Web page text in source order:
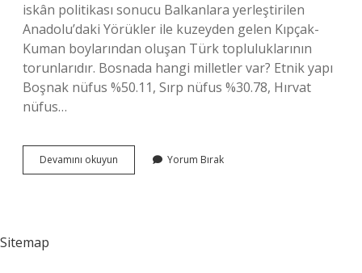
iskân politikası sonucu Balkanlara yerleştirilen
Anadolu’daki Yörükler ile kuzeyden gelen Kıpçak-
Kuman boylarından oluşan Türk topluluklarının
torunlarıdır. Bosnada hangi milletler var? Etnik yapı
Boşnak nüfus %50.11, Sırp nüfus %30.78, Hırvat
nüfus…
Devamını okuyun
Hersek
Yorum Bırak
Sitemap